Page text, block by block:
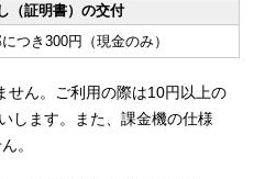
（証明書）の交付
つき300円（現金のみ）
せん。ご利用の際は10円以上の
します。また、課金機の仕様
。